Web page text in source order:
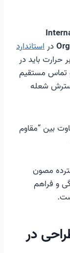
در استاندارد
حرارت باید در
تماس مستقیم
شعله
بین “مقاوم
مصون
و فراهم
در